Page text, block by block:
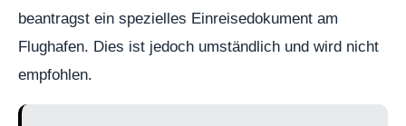
beantragst ein spezielles Einreisedokument am
Flughafen. Dies ist jedoch umständlich und wird nicht
empfohlen.